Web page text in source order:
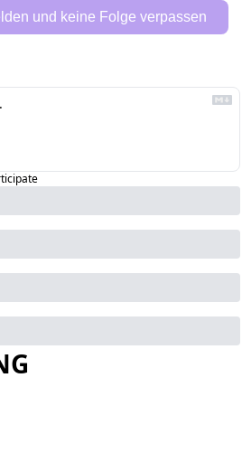
und keine Folge verpassen